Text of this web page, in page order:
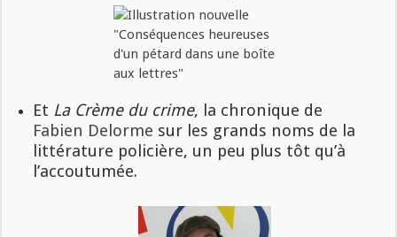
Et La Crème du crime, la chronique de
Fabien Delorme sur les grands noms de la
littérature policière, un peu plus tôt qu’à
l’accoutumée.